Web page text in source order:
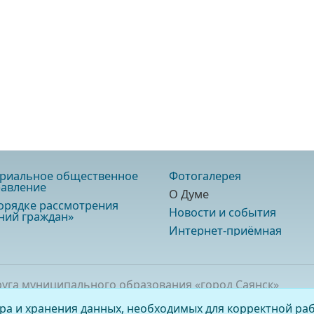
общественное
рассмотрения
граждан»
Фотогалерея
О Думе
Новости и события
Интернет-приёмная
муниципального образования «город Саянск»
и хранения данных, необходимых для корректной